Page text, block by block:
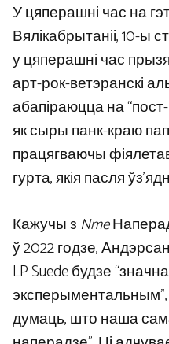
У цяперашні час на
Вялікабрытаніі, 10-ы
у цяперашні час
арт-рок-ветэранскі
абапіраюцца на “пост-
як сыры панк-краю
працягваючы
гурта, якія пасля
Кажучы з Nme
ў 2022 годзе,
LP Suede будзе
думаць, што наша